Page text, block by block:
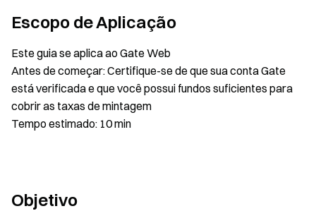
Escopo de Aplicação
Este guia se aplica ao Gate Web
Antes de começar: Certifique-se de que sua conta Gate
está verificada e que você possui fundos suficientes para
cobrir as taxas de mintagem
Tempo estimado: 10 min
Objetivo